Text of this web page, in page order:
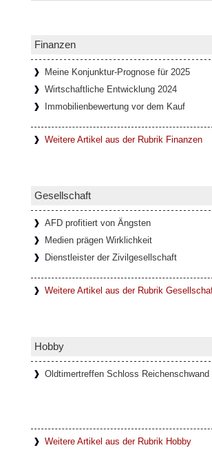
Onlinespiele
In den letzten
entwickelt, die oft
Piemont, bildet
Glamouröse
Ponte del
In einem kleinen
Diavolo, die
Finanzen
Meine Konjunktur-Prognose für 2025
Wirtschaftliche Entwicklung 2024
Immobilienbewertung vor dem Kauf
Weitere Artikel aus der Rubrik Finanzen
Gesellschaft
AFD profitiert von Ängsten
Medien prägen Wirklichkeit
Dienstleister der Zivilgesellschaft
Weitere Artikel aus der Rubrik
Hobby
Oldtimertreffen Schloss Reichenschwand
Weitere Artikel aus der Rubrik Hobby